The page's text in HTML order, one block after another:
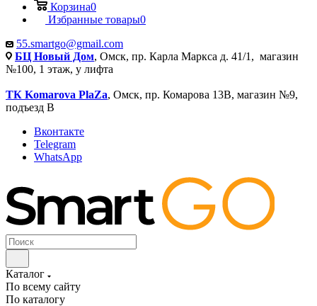
Корзина0
Избранные товары0
55.smartgo@gmail.com
БЦ Новый Дом, Омск, пр. Карла Маркса д. 41/1, магазин
№100, 1 этаж, у лифта
ТК Komarova PlaZa, Омск, пр. Комарова 13В, магазин №9,
подъезд В
Вконтакте
Telegram
WhatsApp
Каталог
По всему сайту
По каталогу